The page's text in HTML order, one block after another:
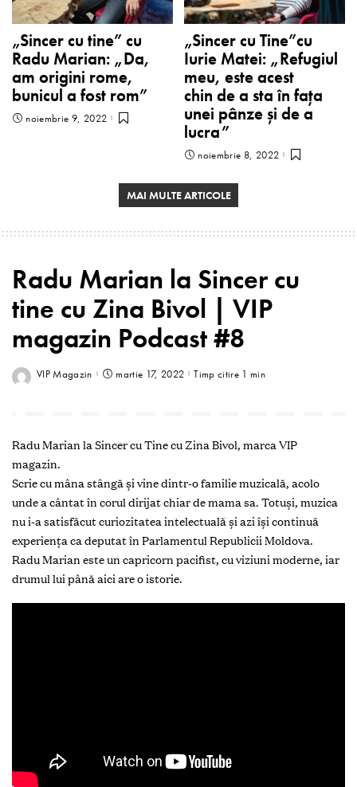
„Sincer cu tine” cu
Radu Marian: „Da,
am origini rome,
bunicul a fost rom”
noiembrie 9, 2022
„Sincer cu Tine”cu
Iurie Matei: „Refugiul
meu, este acest
chin de a sta în faţa
unei pânze și de a
lucra”
noiembrie 8, 2022
MAI MULTE ARTICOLE
Radu Marian la Sincer cu
tine cu Zina Bivol | VIP
magazin Podcast #8
VIP Magazin martie 17, 2022 Timp citire 1 min
Radu Marian la Sincer cu Tine cu Zina Bivol, marca VIP
magazin.
Scrie cu mâna stângă și vine dintr-o familie muzicală, acolo
unde a cântat în corul dirijat chiar de mama sa. Totuși, muzica
nu i-a satisfăcut curiozitatea intelectuală și azi își continuă
experiența ca deputat în Parlamentul Republicii Moldova.
Radu Marian este un capricorn pacifist, cu viziuni moderne, iar
drumul lui până aici are o istorie.